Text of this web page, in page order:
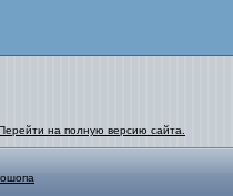
на полную версию сайта.